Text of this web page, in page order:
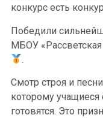
конкурс есть
Победили
МБОУ
.
Смотр строя и
которому учащиеся
готовятся. Это